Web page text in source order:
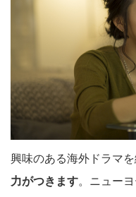
興味のある海外ドラマを
力がつきます。ニュー